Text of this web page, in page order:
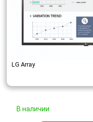
LG Array
В наличии